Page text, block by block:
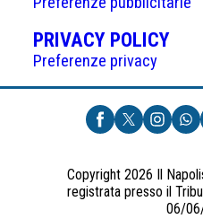
UNA
NUOVA
PRIVACY POLICY
UNA
Preferenze privacy
Copyright 2026 Il
registrata presso il
06/